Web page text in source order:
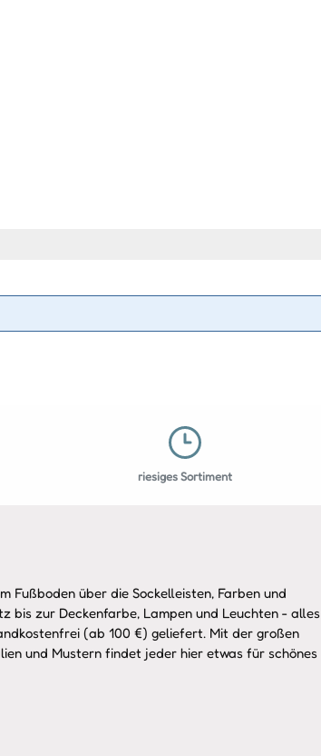
riesiges Sortiment
Fußboden über die Sockelleisten, Farben und
bis zur Deckenfarbe, Lampen und Leuchten - alles
(ab 100 €) geliefert. Mit der großen
und Mustern findet jeder hier etwas für schönes